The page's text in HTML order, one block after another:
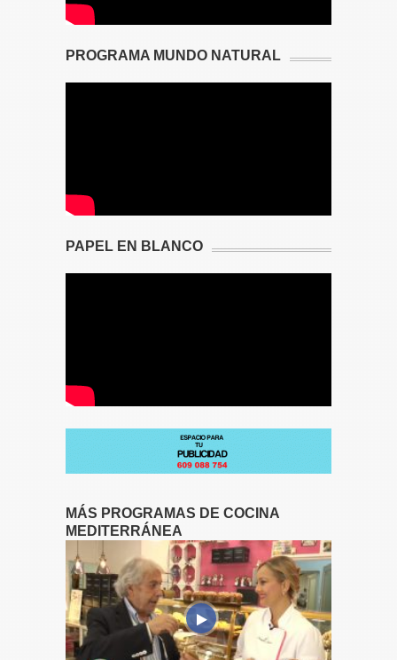
PROGRAMA MUNDO NATURAL
PAPEL EN BLANCO
MÁS PROGRAMAS DE COCINA
MEDITERRÁNEA